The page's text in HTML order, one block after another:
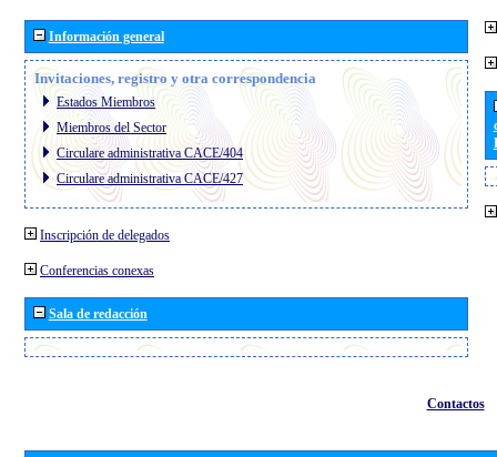
Información general
Invitaciones, registro y otra correspondencia
Estados Miembros
Miembros del Sector
Circulare administrativa CACE/404
Circulare administrativa CACE/427
Inscripción de delegados
Conferencias conexas
Sala de redacción
Contactos